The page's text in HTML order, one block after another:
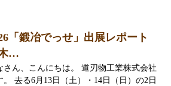
「鍛冶でっせ」出展レポート
…
さん、こんにちは。 道刃物工業株式会社
。 去る6月13日（土）・14日（日）の2日